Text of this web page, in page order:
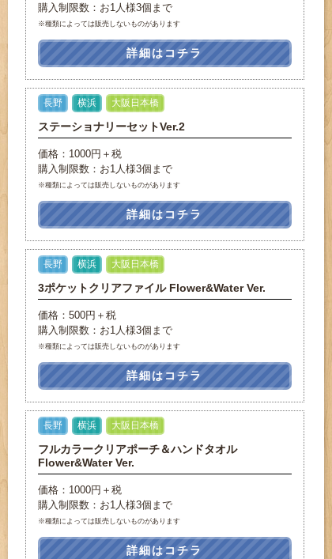
購入制限数：お1人様3個まで
※種類によっては販売しないものがあります
詳細はコチラ
長野 横浜 大阪日本橋
ステーショナリーセットVer.2
価格：1000円＋税
購入制限数：お1人様3個まで
※種類によっては販売しないものがあります
詳細はコチラ
長野 横浜 大阪日本橋
3ポケットクリアファイル Flower&Water Ver.
価格：500円＋税
購入制限数：お1人様3個まで
※種類によっては販売しないものがあります
詳細はコチラ
長野 横浜 大阪日本橋
フルカラークリアポーチ＆ハンドタオル
Flower&Water Ver.
価格：1000円＋税
購入制限数：お1人様3個まで
※種類によっては販売しないものがあります
詳細はコチラ